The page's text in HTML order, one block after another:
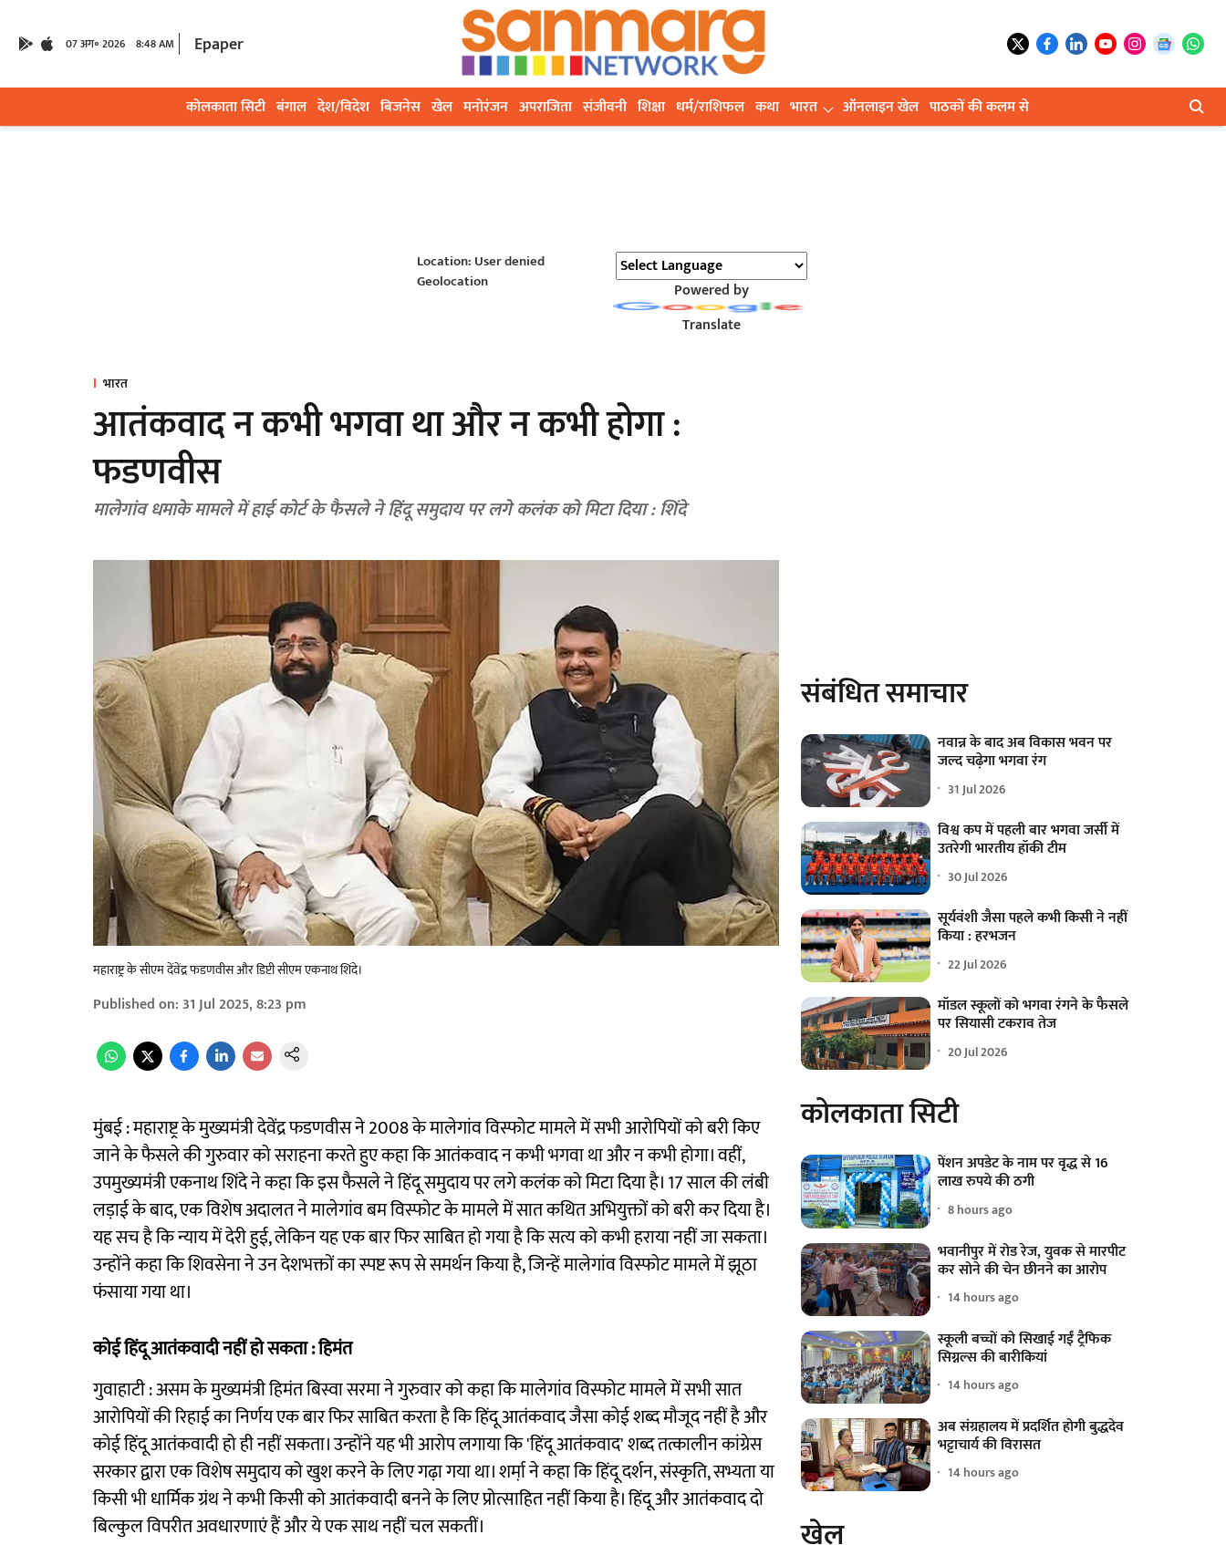
07 अग॰ 2026 8:48 AM Epaper
कोलकाता सिटी बंगाल देश/विदेश बिजनेस खेल मनोरंजन अपराजिता संजीवनी शिक्षा धर्म/राशिफल कथा भारत ऑनलाइन खेल पाठकों की कलम से
Location: User denied
Geolocation
Powered by
Translate
भारत
आतंकवाद न कभी भगवा था और न कभी होगा :
फडणवीस
मालेगांव धमाके मामले में हाई कोर्ट के फैसले ने हिंदू समुदाय पर लगे कलंक को मिटा दिया : शिंदे
महाराष्ट्र के सीएम देंवेंद्र फडणवीस और डिप्टी सीएम एकनाथ शिंदे।
Published on:31 Jul 2025, 8:23 pm
मुंबई : महाराष्ट्र के मुख्यमंत्री देवेंद्र फडणवीस ने 2008 के मालेगांव विस्फोट मामले में सभी आरोपियों को बरी किए
जाने के फैसले की गुरुवार को सराहना करते हुए कहा कि आतंकवाद न कभी भगवा था और न कभी होगा। वहीं,
उपमुख्यमंत्री एकनाथ शिंदे ने कहा कि इस फैसले ने हिंदू समुदाय पर लगे कलंक को मिटा दिया है। 17 साल की लंबी
लड़ाई के बाद, एक विशेष अदालत ने मालेगांव बम विस्फोट के मामले में सात कथित अभियुक्तों को बरी कर दिया है।
यह सच है कि न्याय में देरी हुई, लेकिन यह एक बार फिर साबित हो गया है कि सत्य को कभी हराया नहीं जा सकता।
उन्होंने कहा कि शिवसेना ने उन देशभक्तों का स्पष्ट रूप से समर्थन किया है, जिन्हें मालेगांव विस्फोट मामले में झूठा
फंसाया गया था।
कोई हिंदू आतंकवादी नहीं हो सकता : हिमंत
गुवाहाटी : असम के मुख्यमंत्री हिमंत बिस्वा सरमा ने गुरुवार को कहा कि मालेगांव विस्फोट मामले में सभी सात
आरोपियों की रिहाई का निर्णय एक बार फिर साबित करता है कि हिंदू आतंकवाद जैसा कोई शब्द मौजूद नहीं है और
कोई हिंदू आतंकवादी हो ही नहीं सकता। उन्होंने यह भी आरोप लगाया कि 'हिंदू आतंकवाद' शब्द तत्कालीन कांग्रेस
सरकार द्वारा एक विशेष समुदाय को खुश करने के लिए गढ़ा गया था। शर्मा़ ने कहा कि हिंदू दर्शन, संस्कृति, सभ्यता या
किसी भी धार्मिक ग्रंथ ने कभी किसी को आतंकवादी बनने के लिए प्रोत्साहित नहीं किया है। हिंदू और आतंकवाद दो
बिल्कुल विपरीत अवधारणाएं हैं और ये एक साथ नहीं चल सकतीं।
संबंधित समाचार
नवान्न के बाद अब विकास भवन पर
जल्द चढ़ेगा भगवा रंग
31 Jul 2026
विश्व कप में पहली बार भगवा जर्सी में
उतरेगी भारतीय हॉकी टीम
30 Jul 2026
सूर्यवंशी जैसा पहले कभी किसी ने नहीं
किया : हरभजन
22 Jul 2026
मॉडल स्कूलों को भगवा रंगने के फैसले
पर सियासी टकराव तेज
20 Jul 2026
कोलकाता सिटी
पेंशन अपडेट के नाम पर वृद्ध से 16
लाख रुपये की ठगी
8 hours ago
भवानीपुर में रोड रेज, युवक से मारपीट
कर सोने की चेन छीनने का आरोप
14 hours ago
स्कूली बच्चों को सिखाई गईं ट्रैफिक
सिग्नल्स की बारीकियां
14 hours ago
अब संग्रहालय में प्रदर्शित होगी बुद्धदेव
भट्टाचार्य की विरासत
14 hours ago
खेल